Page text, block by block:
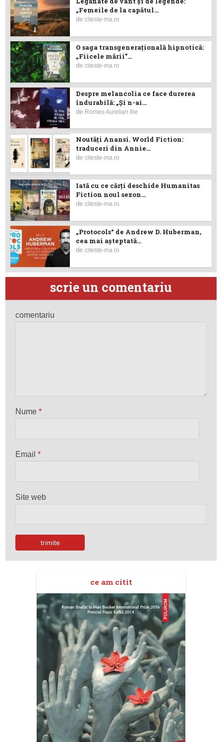
„Femeile de la capătul...
deciteste-ma.ro
O saga transgenerațională hipnotică:
„Fiicele mării”...
deciteste-ma.ro
Despre melancolia ce face durerea
îndurabilă: „Și n-ai...
de Romeo Aurelian Ilie
Noutăţi Anansi. World Fiction:
traduceri din Annie...
deciteste-ma.ro
Iată cu ce cărţi deschide Humanitas
Fiction noul sezon...
deciteste-ma.ro
„Protocols“ de Andrew D. Huberman,
cea mai așteptată...
deciteste-ma.ro
scrie un comentariu
comentariu
Nume*
Email*
Site web
ce am citit